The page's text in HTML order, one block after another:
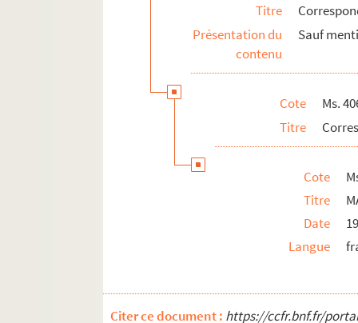
Titre
Présentation du
contenu
Sauf
Cote
Ms.
Titre
Cote
Titre
Date
Langue
Citer ce document : https://ccfr.bnf.fr/